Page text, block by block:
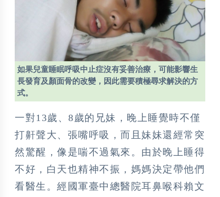
如果兒童睡眠呼吸中止症沒有妥善治療，可能影響生
長發育及顏面骨的改變，因此需要積極尋求解決的方
式。
一對13歲、8歲的兄妹，晚上睡覺時不僅
打鼾聲大、張嘴呼吸，而且妹妹還經常突
然驚醒，像是喘不過氣來。由於晚上睡得
不好，白天也精神不振，媽媽決定帶他們
看醫生。經國軍臺中總醫院耳鼻喉科賴文